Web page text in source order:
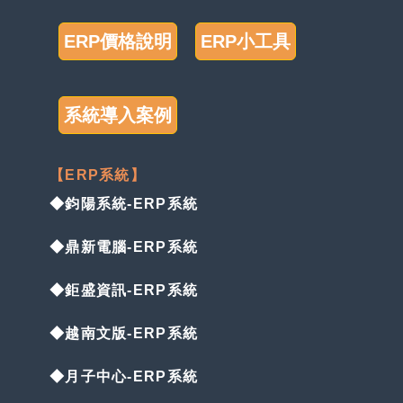
ERP價格說明 ERP小工具
系統導入案例
【ERP系統】
◆鈞陽系統-ERP系統
◆鼎新電腦-ERP系統
◆鉅盛資訊-ERP系統
◆越南文版-ERP系統
◆月子中心-ERP系統